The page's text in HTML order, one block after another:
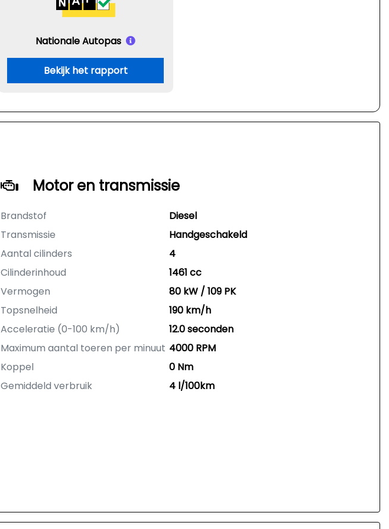
Nationale Autopas
Bekijk het rapport
Motor en transmissie
Brandstof
Diesel
Transmissie
Handgeschakeld
Aantal cilinders
4
Cilinderinhoud
1461 cc
Vermogen
80 kW / 109 PK
Topsnelheid
190 km/h
Acceleratie (0-100 km/h)
12.0 seconden
Maximum aantal toeren per minuut 4000 RPM
Koppel
0 Nm
Gemiddeld verbruik
4 l/100km